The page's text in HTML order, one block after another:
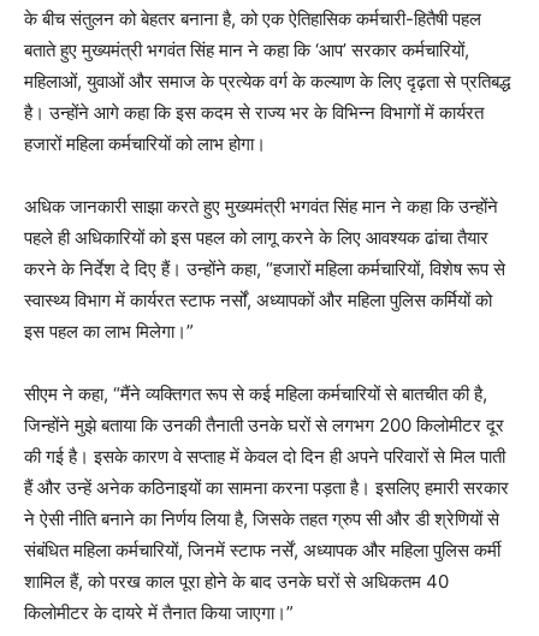
के बीच संतुलन को बेहतर बनाना है, को एक ऐतिहासिक कर्मचारी-हितैषी पहल
बताते हुए मुख्यमंत्री भगवंत सिंह मान ने कहा कि ‘आप’ सरकार कर्मचारियों,
महिलाओं, युवाओं और समाज के प्रत्येक वर्ग के कल्याण के लिए दृढ़ता से प्रतिबद्ध
है। उन्होंने आगे कहा कि इस कदम से राज्य भर के विभिन्न विभागों में कार्यरत
हजारों महिला कर्मचारियों को लाभ होगा।
अधिक जानकारी साझा करते हुए मुख्यमंत्री भगवंत सिंह मान ने कहा कि उन्होंने
पहले ही अधिकारियों को इस पहल को लागू करने के लिए आवश्यक ढांचा तैयार
करने के निर्देश दे दिए हैं। उन्होंने कहा, “हजारों महिला कर्मचारियों, विशेष रूप से
स्वास्थ्य विभाग में कार्यरत स्टाफ नर्सों, अध्यापकों और महिला पुलिस कर्मियों को
इस पहल का लाभ मिलेगा।”
सीएम ने कहा, “मैंने व्यक्तिगत रूप से कई महिला कर्मचारियों से बातचीत की है,
जिन्होंने मुझे बताया कि उनकी तैनाती उनके घरों से लगभग 200 किलोमीटर दूर
की गई है। इसके कारण वे सप्ताह में केवल दो दिन ही अपने परिवारों से मिल पाती
हैं और उन्हें अनेक कठिनाइयों का सामना करना पड़ता है। इसलिए हमारी सरकार
ने ऐसी नीति बनाने का निर्णय लिया है, जिसके तहत ग्रुप सी और डी श्रेणियों से
संबंधित महिला कर्मचारियों, जिनमें स्टाफ नर्सें, अध्यापक और महिला पुलिस कर्मी
शामिल हैं, को परख काल पूरा होने के बाद उनके घरों से अधिकतम 40
किलोमीटर के दायरे में तैनात किया जाएगा।”